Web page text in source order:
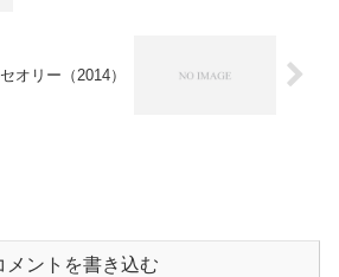
オリー（2014）
メントを書き込む